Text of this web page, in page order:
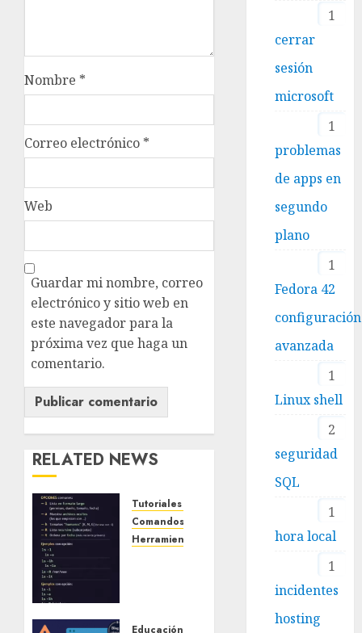
Nombre *
Correo electrónico *
Web
Guardar mi nombre, correo
electrónico y sitio web en
este navegador para la
próxima vez que haga un
comentario.
RELATED NEWS
Tutoriales o Guías prácticas
Comandos y Terminal
Herramientas de línea de comandos (Linux)
Educación y Cursos
1
cerrar
sesión
microsoft
1
problemas
de apps en
segundo
plano
1
Fedora 42
configuración
avanzada
1
Linux shell
2
seguridad
SQL
1
hora local
1
incidentes
hosting